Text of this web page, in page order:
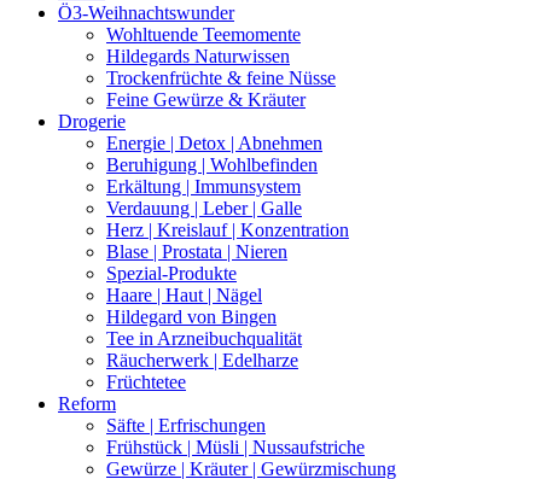
Ö3-Weihnachtswunder
Wohltuende Teemomente
Hildegards Naturwissen
Trockenfrüchte & feine Nüsse
Feine Gewürze & Kräuter
Drogerie
Energie | Detox | Abnehmen
Beruhigung | Wohlbefinden
Erkältung | Immunsystem
Verdauung | Leber | Galle
Herz | Kreislauf | Konzentration
Blase | Prostata | Nieren
Spezial-Produkte
Haare | Haut | Nägel
Hildegard von Bingen
Tee in Arzneibuchqualität
Räucherwerk | Edelharze
Früchtetee
Reform
Säfte | Erfrischungen
Frühstück | Müsli | Nussaufstriche
Gewürze | Kräuter | Gewürzmischung